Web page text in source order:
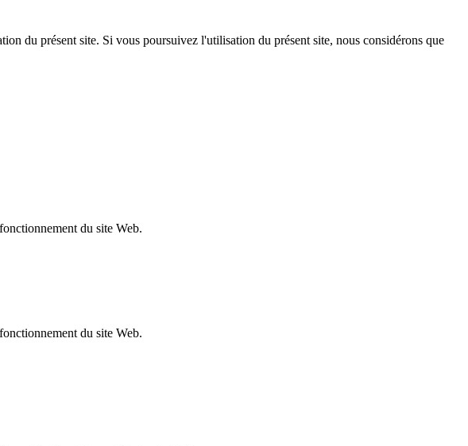
du présent site. Si vous poursuivez l'utilisation du présent site, nous considérons que
du site Web.
du site Web.